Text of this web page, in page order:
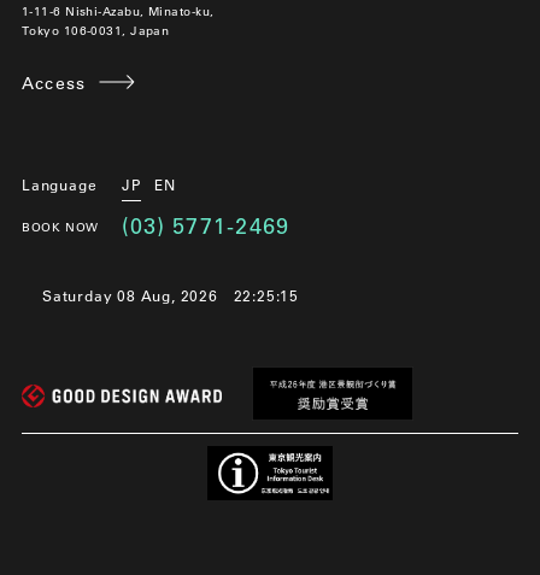
1-11-6 Nishi-Azabu, Minato-ku,
Tokyo 106-0031, Japan
Access
Language JP EN
BOOK NOW (03) 5771-2469
Saturday 08 Aug, 2026 22:25:15